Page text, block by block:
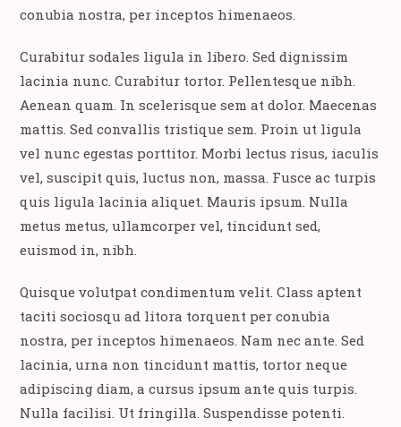
conubia nostra, per inceptos himenaeos.
Curabitur sodales ligula in libero. Sed dignissim
lacinia nunc. Curabitur tortor. Pellentesque nibh.
Aenean quam. In scelerisque sem at dolor. Maecenas
mattis. Sed convallis tristique sem. Proin ut ligula
vel nunc egestas porttitor. Morbi lectus risus, iaculis
vel, suscipit quis, luctus non, massa. Fusce ac turpis
quis ligula lacinia aliquet. Mauris ipsum. Nulla
metus metus, ullamcorper vel, tincidunt sed,
euismod in, nibh.
Quisque volutpat condimentum velit. Class aptent
taciti sociosqu ad litora torquent per conubia
nostra, per inceptos himenaeos. Nam nec ante. Sed
lacinia, urna non tincidunt mattis, tortor neque
adipiscing diam, a cursus ipsum ante quis turpis.
Nulla facilisi. Ut fringilla. Suspendisse potenti.